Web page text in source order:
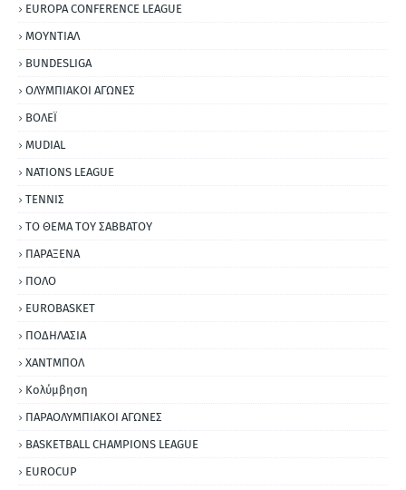
EUROPA CONFERENCE LEAGUE
ΜΟΥΝΤΙΑΛ
BUNDESLIGA
ΟΛΥΜΠΙΑΚΟΙ ΑΓΩΝΕΣ
ΒΟΛΕΪ
MUDIAL
NATIONS LEAGUE
ΤΕΝΝΙΣ
ΤΟ ΘΕΜΑ ΤΟΥ ΣΑΒΒΑΤΟΥ
ΠΑΡΑΞΕΝΑ
ΠΟΛΟ
EUROBASKET
ΠΟΔΗΛΑΣΙΑ
ΧΑΝΤΜΠΟΛ
Κολύμβηση
ΠΑΡΑΟΛΥΜΠΙΑΚΟΙ ΑΓΩΝΕΣ
BASKETBALL CHAMPIONS LEAGUE
EUROCUP